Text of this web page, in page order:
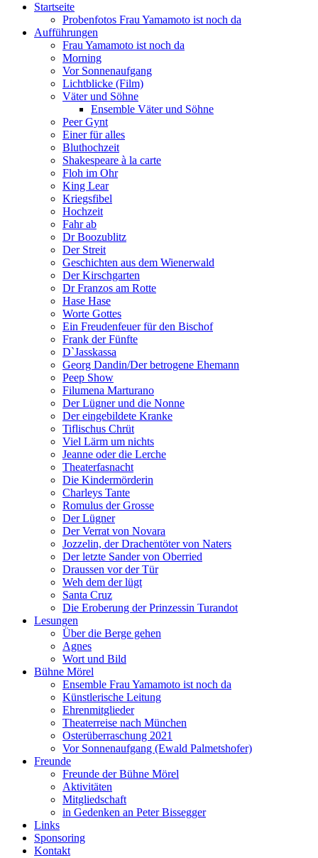
Startseite
Probenfotos Frau Yamamoto ist noch da
Aufführungen
Frau Yamamoto ist noch da
Morning
Vor Sonnenaufgang
Lichtblicke (Film)
Väter und Söhne
Ensemble Väter und Söhne
Peer Gynt
Einer für alles
Bluthochzeit
Shakespeare à la carte
Floh im Ohr
King Lear
Kriegsfibel
Hochzeit
Fahr ab
Dr Boozublitz
Der Streit
Geschichten aus dem Wienerwald
Der Kirschgarten
Dr Franzos am Rotte
Hase Hase
Worte Gottes
Ein Freudenfeuer für den Bischof
Frank der Fünfte
D`Jasskassa
Georg Dandin/Der betrogene Ehemann
Peep Show
Filumena Marturano
Der Lügner und die Nonne
Der eingebildete Kranke
Tiflischus Chrüt
Viel Lärm um nichts
Jeanne oder die Lerche
Theaterfasnacht
Die Kindermörderin
Charleys Tante
Romulus der Grosse
Der Lügner
Der Verrat von Novara
Jozzelin, der Drachentöter von Naters
Der letzte Sander von Oberried
Draussen vor der Tür
Weh dem der lügt
Santa Cruz
Die Eroberung der Prinzessin Turandot
Lesungen
Über die Berge gehen
Agnes
Wort und Bild
Bühne Mörel
Ensemble Frau Yamamoto ist noch da
Künstlerische Leitung
Ehrenmitglieder
Theaterreise nach München
Osterüberraschung 2021
Vor Sonnenaufgang (Ewald Palmetshofer)
Freunde
Freunde der Bühne Mörel
Aktivitäten
Mitgliedschaft
in Gedenken an Peter Bissegger
Links
Sponsoring
Kontakt